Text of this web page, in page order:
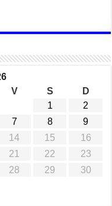
V S
D
1
2
7 8
9
14 15
16
21 22
23
28 29
30